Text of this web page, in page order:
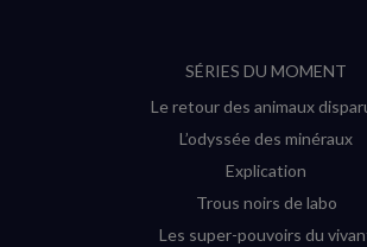
SÉRIES DU MOMENT
Le retour des animaux
L’odyssée des minéraux
Explication
Trous noirs de labo
Les super-pouvoirs du